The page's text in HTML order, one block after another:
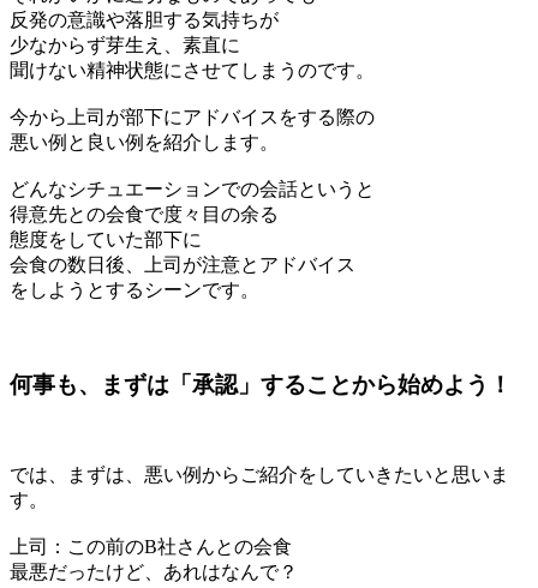
反発の意識や落胆する気持ちが
少なからず芽生え、素直に
聞けない精神状態にさせてしまうのです。
今から上司が部下にアドバイスをする際の
悪い例と良い例を紹介します。
どんなシチュエーションでの会話というと
得意先との会食で度々目の余る
態度をしていた部下に
会食の数日後、上司が注意とアドバイス
をしようとするシーンです。
何事も、まずは「承認」することから始めよう！
では、まずは、悪い例からご紹介をしていきたいと思いま
す。
上司：この前のB社さんとの会食
最悪だったけど、あれはなんで？